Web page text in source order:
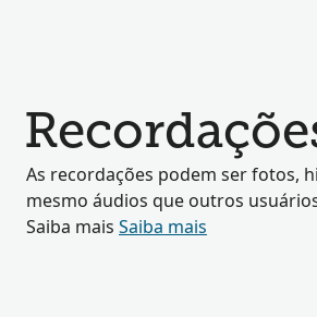
As recordações podem ser fotos,
mesmo áudios que outros
Saiba mais Saiba mais